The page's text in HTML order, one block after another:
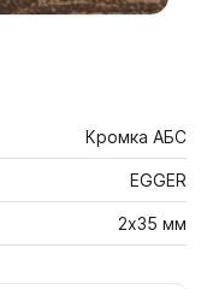
Кромка АБС
EGGER
2х35 мм